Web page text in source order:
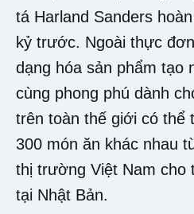
tá Harland Sanders
kỷ trước. Ngoài thực
dạng hóa sản phẩm tạo
cùng phong phú dành
trên toàn thế giới có thể
300 món ăn khác nhau
thị trường Việt Nam cho
tại Nhật Bản.